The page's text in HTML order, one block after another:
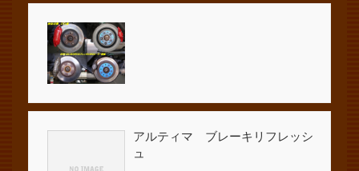
アルティマ ブレーキリフレッシ
ュ